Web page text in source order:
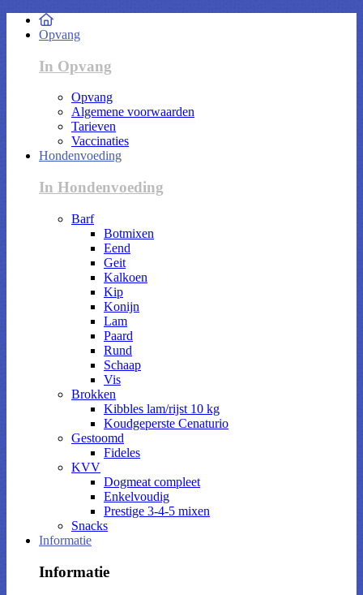
Opvang
In Opvang
Opvang
Algemene voorwaarden
Tarieven
Vaccinaties
Hondenvoeding
In Hondenvoeding
Barf
Botmixen
Eend
Geit
Kalkoen
Kip
Konijn
Lam
Paard
Rund
Schaap
Vis
Brokken
Kibbles lam/rijst 10 kg
Koudgeperste Cenaturio
Gestoomd
Fideles
KVV
Dogmeat compleet
Enkelvoudig
Prestige 3-4-5 mixen
Snacks
Informatie
Informatie